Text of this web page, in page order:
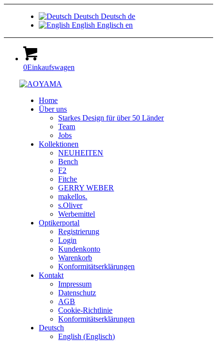
Deutsch Deutsch de
English Englisch en
0Einkaufswagen
Home
Über uns
Starkes Design für über 50 Länder
Team
Jobs
Kollektionen
NEUHEITEN
Bench
F2
Fitche
GERRY WEBER
makellos.
s.Oliver
Werbemittel
Optikerportal
Registrierung
Login
Kundenkonto
Warenkorb
Konformitätserklärungen
Kontakt
Impressum
Datenschutz
AGB
Cookie-Richtlinie
Konformitätserklärungen
Deutsch
English (Englisch)